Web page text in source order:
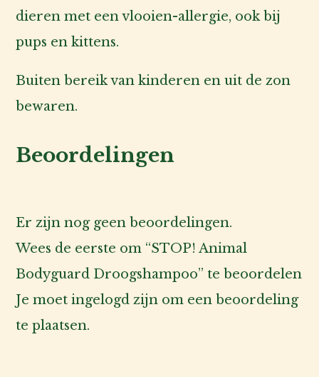
dieren met een vlooien-allergie, ook bij
pups en kittens.
Buiten bereik van kinderen en uit de zon
bewaren.
Beoordelingen
Er zijn nog geen beoordelingen.
Wees de eerste om “STOP! Animal
Bodyguard Droogshampoo” te beoordelen
Je moetingelogd zijn om een beoordeling
te plaatsen.